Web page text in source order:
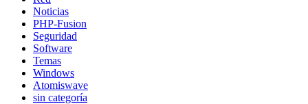
Noticias
PHP-Fusion
Seguridad
Software
Temas
Windows
Atomiswave
sin categoría